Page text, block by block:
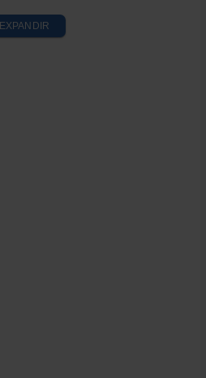
EXPANDIR